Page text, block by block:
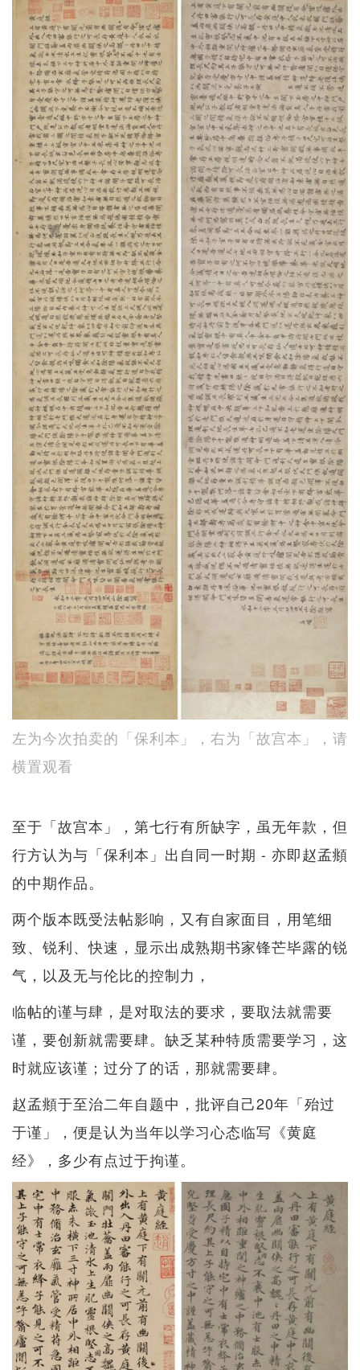
左为今次拍卖的「保利本」，右为「故宫本」，请
横置观看
至于「故宫本」，第七行有所缺字，虽无年款，但
行方认为与「保利本」出自同一时期 - 亦即赵孟頫
的中期作品。
两个版本既受法帖影响，又有自家面目，用笔细
致、锐利、快速，显示出成熟期书家锋芒毕露的锐
气，以及无与伦比的控制力，
临帖的谨与肆，是对取法的要求，要取法就需要
谨，要创新就需要肆。缺乏某种特质需要学习，这
时就应该谨；过分了的话，那就需要肆。
赵孟頫于至治二年自题中，批评自己20年「殆过
于谨」，便是认为当年以学习心态临写《黄庭
经》，多少有点过于拘谨。